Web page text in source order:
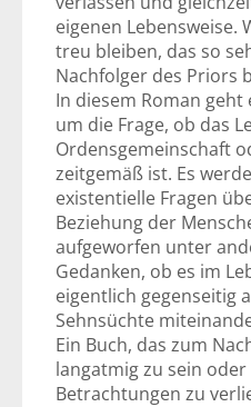
eigenen Lebensweise.
treu bleiben, das so
Nachfolger des Priors
In diesem Roman
um die Frage, ob das
Ordensgemeinschaft
zeitgemäß ist. Es
existentielle Fragen
Beziehung der
aufgeworfen unter
Gedanken, ob es im
eigentlich gegenseitig
Sehnsüchte
Ein Buch, das zum
langatmig zu sein
Betrachtungen zu